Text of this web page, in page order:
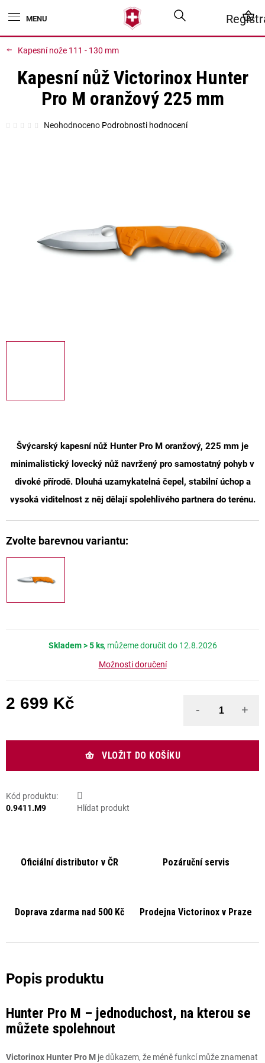
na
Kapesní nože 111 - 130 mm
Švýcarský kapesní nůž Hunter Pro M oranžový, 225 mm je
minimalistický lovecký nůž navržený pro samostatný pohyb v
divoké přírodě. Dlouhá uzamykatelná čepel, stabilní úchop a
vysoká viditelnost z něj dělají spolehlivého partnera do terénu.
Skladem> 5 ks
12.8.2026
Možnosti doručení
2 699 Kč
VLOŽIT DO KOŠÍKU
Kód produktu:
0.9411.M9
Hlídat produkt
Kapesní nůž Victorinox Hunter
Pro M oranžový 225 mm
Průměrné
hodnocení
Neohodnoceno Podrobnosti hodnocení
Oficiální distributor v ČR Pozáruční servis
Doprava zdarma nad 500 Kč Prodejna Victorinox v Praze
Hunter Pro M – jednoduchost, na kterou se
můžete spolehnout
Victorinox Hunter Pro M je důkazem, že méně funkcí může znamenat